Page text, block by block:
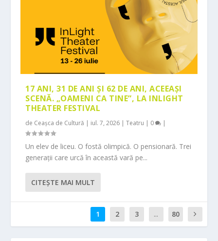
17 ANI, 31 DE ANI ȘI 62 DE ANI, ACEEAȘI
SCENĂ. „OAMENI CA TINE”, LA INLIGHT
THEATER FESTIVAL
de Ceașca de Cultură | iul. 7, 2026 |Teatru | 0 |
Un elev de liceu. O fostă olimpică. O pensionară. Trei
generații care urcă în această vară pe...
CITEŞTE MAI MULT
1 2 3 ... 80